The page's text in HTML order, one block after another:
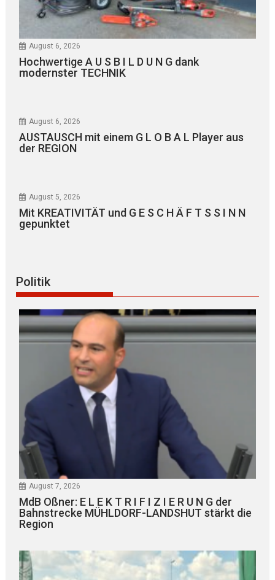
August 6, 2026
Hochwertige A U S B I L D U N G dank
modernster TECHNIK
August 6, 2026
AUSTAUSCH mit einem G L O B A L Player aus
der REGION
August 5, 2026
Mit KREATIVITÄT und G E S C H Ä F T S S I N N
gepunktet
Politik
August 7, 2026
MdB Oßner: E L E K T R I F I Z I E R U N G der
Bahnstrecke MÜHLDORF-LANDSHUT stärkt die
Region